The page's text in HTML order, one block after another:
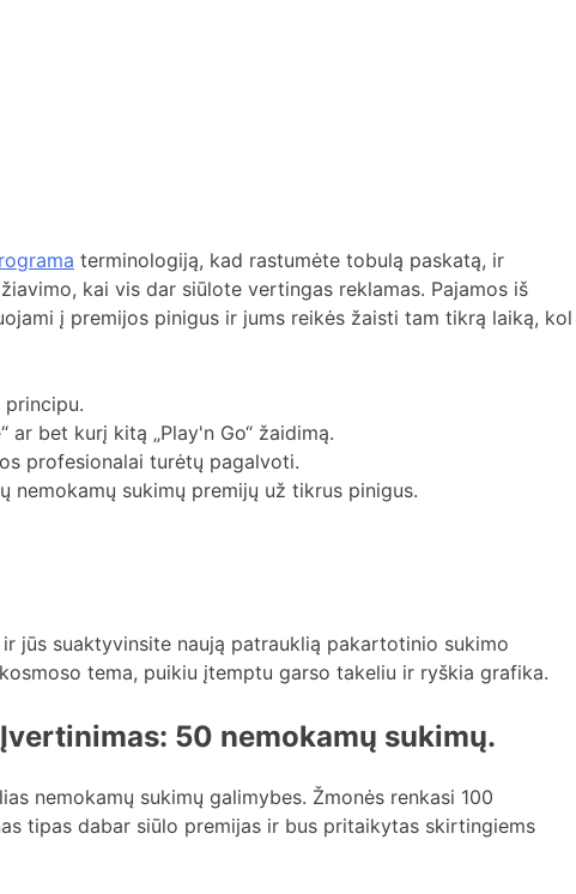
terminologiją, kad rastumėte tobulą paskatą, ir
kai vis dar siūlote vertingas reklamas. Pajamos iš
į premijos pinigus ir jums reikės žaisti tam tikrą laiką, kol
principu.
bet kurį kitą „Play'n Go“ žaidimą.
profesionalai turėtų pagalvoti.
sukimų premijų už tikrus pinigus.
jūs suaktyvinsite naują patrauklią pakartotinio sukimo
tema, puikiu įtemptu garso takeliu ir ryškia grafika.
50 nemokamų sukimų.
nemokamų sukimų galimybes. Žmonės renkasi 100
tipas dabar siūlo premijas ir bus pritaikytas skirtingiems